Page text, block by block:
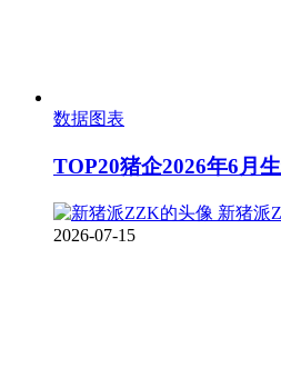
数据图表
TOP20猪企2026年6月
新猪派
2026-07-15